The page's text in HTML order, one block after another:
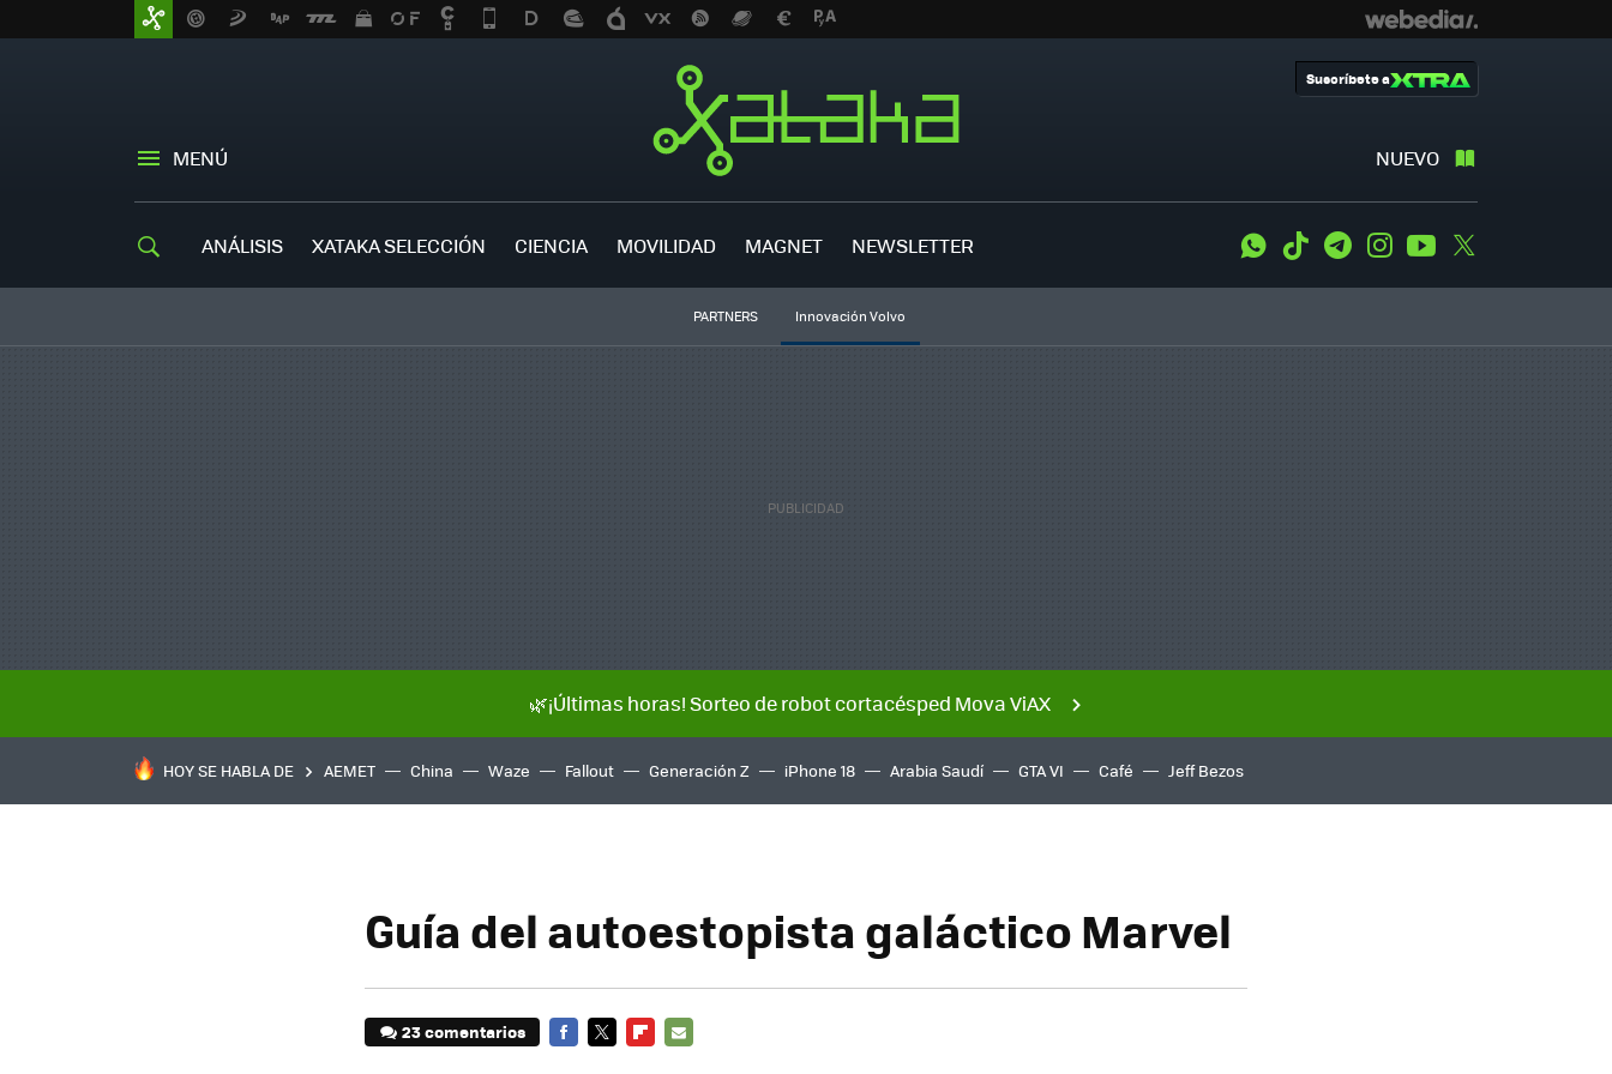
MENÚ NUEVO
Suscríbete a
ANÁLISIS XATAKA SELECCIÓN CIENCIA MOVILIDAD MAGNET NEWSLETTER WhatsApp
Tiktok TelegramInstagramYoutube
PARTNERS Innovación Volvo
🌿¡Últimas horas! Sorteo de robot cortacésped Mova ViAX
HOY SE HABLA DE AEMET China Waze Fallout Generación Z iPhone 18 Arabia Saudí GTA VI Café Jeff Bezos
Guía del autoestopista galáctico Marvel
23 comentarios